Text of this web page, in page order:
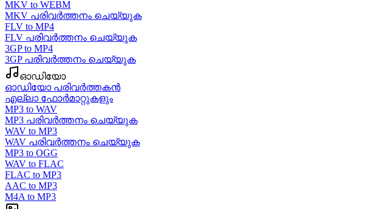
MKV to WEBM
MKV പരിവർത്തനം ചെയ്യുക
FLV to MP4
FLV പരിവർത്തനം ചെയ്യുക
3GP to MP4
3GP പരിവർത്തനം ചെയ്യുക
ഓഡിയോ
ഓഡിയോ പരിവർത്തകൻ
എല്ലാ ഫോർമാറ്റുകളും
MP3 to WAV
MP3 പരിവർത്തനം ചെയ്യുക
WAV to MP3
WAV പരിവർത്തനം ചെയ്യുക
MP3 to OGG
WAV to FLAC
FLAC to MP3
AAC to MP3
M4A to MP3